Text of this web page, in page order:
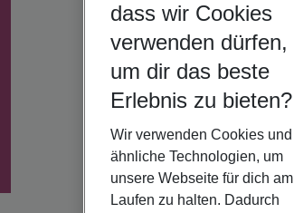
dass wir Cookies
verwenden dürfen,
um dir das beste
Erlebnis zu bieten?
Wir verwenden Cookies und
ähnliche Technologien, um
unsere Webseite für dich am
Laufen zu halten. Dadurch